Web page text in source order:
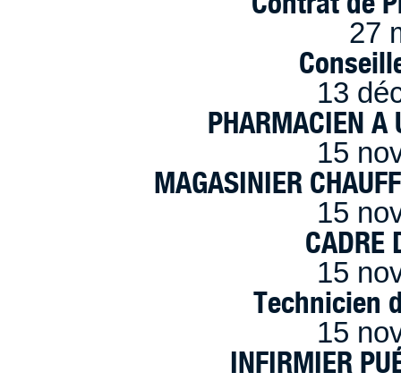
27
13
PHARMACIEN A
15
MAGASINIER
15
CADRE
15
Technicien
15
INFIRMIER